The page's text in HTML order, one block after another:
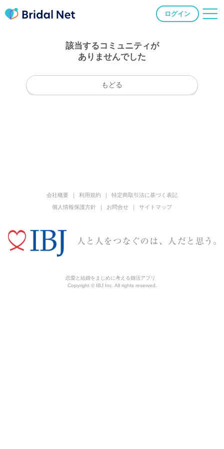
ログイン
該当するコミュニティが
ありませんでした
もどる
会社概要 利用規約
特定商取引法に基づく表記
個人情報保護方針
お問合せ サイトマップ
恋愛と結婚をまじめに考える婚活アプリ
Copyright © IBJ Inc. All rights reserved.